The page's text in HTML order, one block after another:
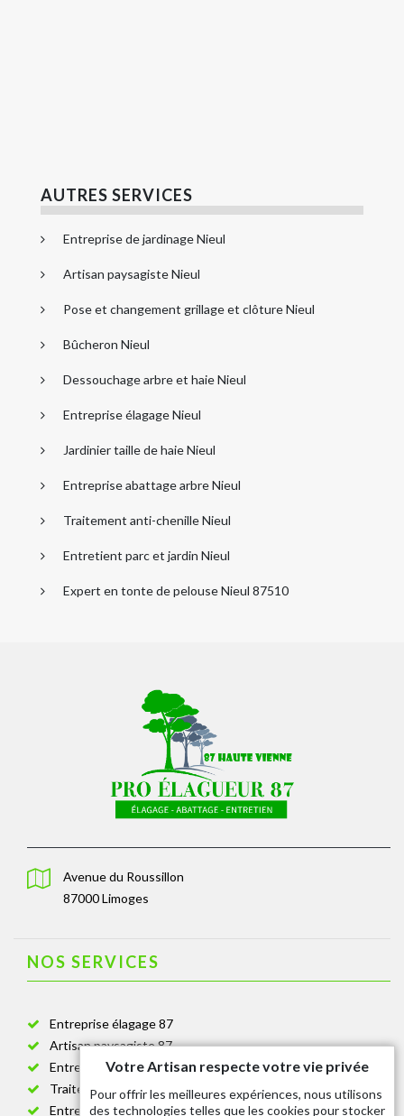
AUTRES SERVICES
Entreprise de jardinage Nieul
Artisan paysagiste Nieul
Pose et changement grillage et clôture Nieul
Bûcheron Nieul
Dessouchage arbre et haie Nieul
Entreprise élagage Nieul
Jardinier taille de haie Nieul
Entreprise abattage arbre Nieul
Traitement anti-chenille Nieul
Entretient parc et jardin Nieul
Expert en tonte de pelouse Nieul 87510
Avenue du Roussillon
87000 Limoges
NOS SERVICES
Entreprise élagage 87
Artisan paysagiste 87
Entreprise de jardinage 87
Traitement anti-chenille 87
Entreprise abattage arbre 87
Votre Artisan respecte votre vie privée
Pour offrir les meilleures expériences, nous utilisons
des technologies telles que les cookies pour stocker